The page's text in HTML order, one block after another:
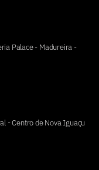
Palace - Madureira -
- Centro de Nova Iguaçu